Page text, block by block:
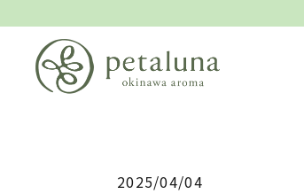
2025/04/04